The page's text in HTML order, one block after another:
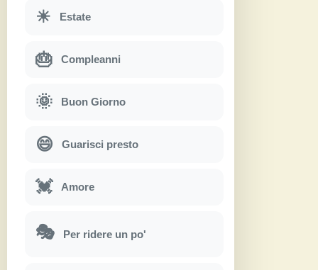
☀ Estate
🎂 Compleanni
🌞 Buon Giorno
😄 Guarisci presto
💓 Amore
🎭 Per ridere un po'